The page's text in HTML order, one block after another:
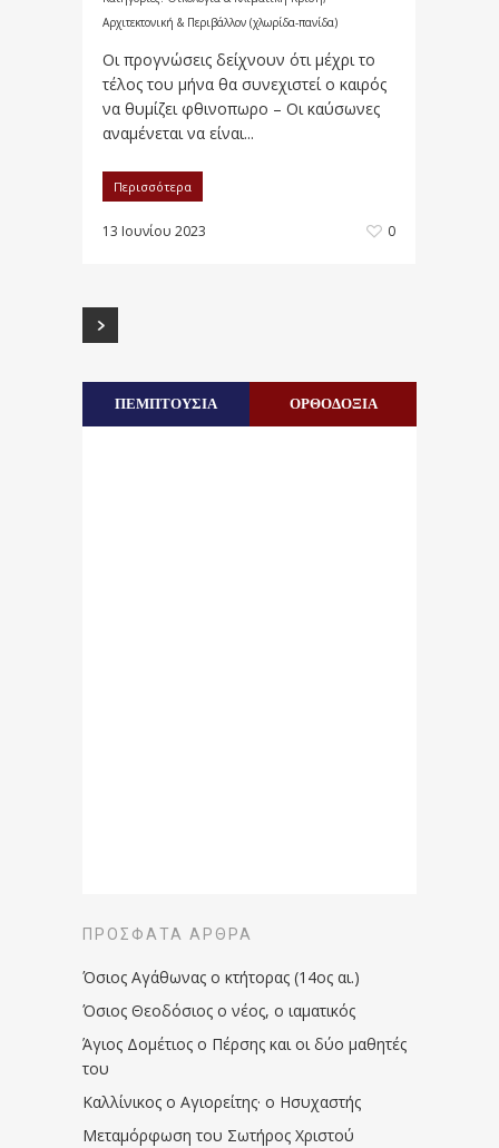
Αρχιτεκτονική & Περιβάλλον (χλωρίδα-πανίδα)
Οι προγνώσεις δείχνουν ότι μέχρι το
τέλος του μήνα θα συνεχιστεί ο καιρός
να θυμίζει φθινοπωρο – Οι καύσωνες
αναμένεται να είναι...
Περισσότερα
13 Ιουνίου 2023 0
ΠΕΜΠΤΟΥΣΙΑ ΟΡΘΟΔΟΞΙΑ
ΠΡΌΣΦΑΤΑ ΆΡΘΡΑ
Όσιος Αγάθωνας ο κτήτορας (14ος αι.)
Όσιος Θεοδόσιος ο νέος, ο ιαματικός
Άγιος Δομέτιος ο Πέρσης και οι δύο μαθητές
του
Καλλίνικος ο Αγιορείτης · ο Ησυχαστής
Μεταμόρφωση του Σωτήρος Χριστού